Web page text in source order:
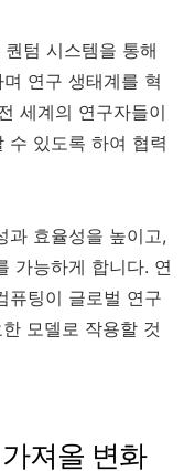
텀 시스템을 통해
연구 생태계를 혁
세계의 연구자들이
수 있도록 하여 협력
과 효율성을 높이고,
가능하게 합니다. 연
퓨팅이 글로벌 연구
모델로 작용할 것
져올 변화